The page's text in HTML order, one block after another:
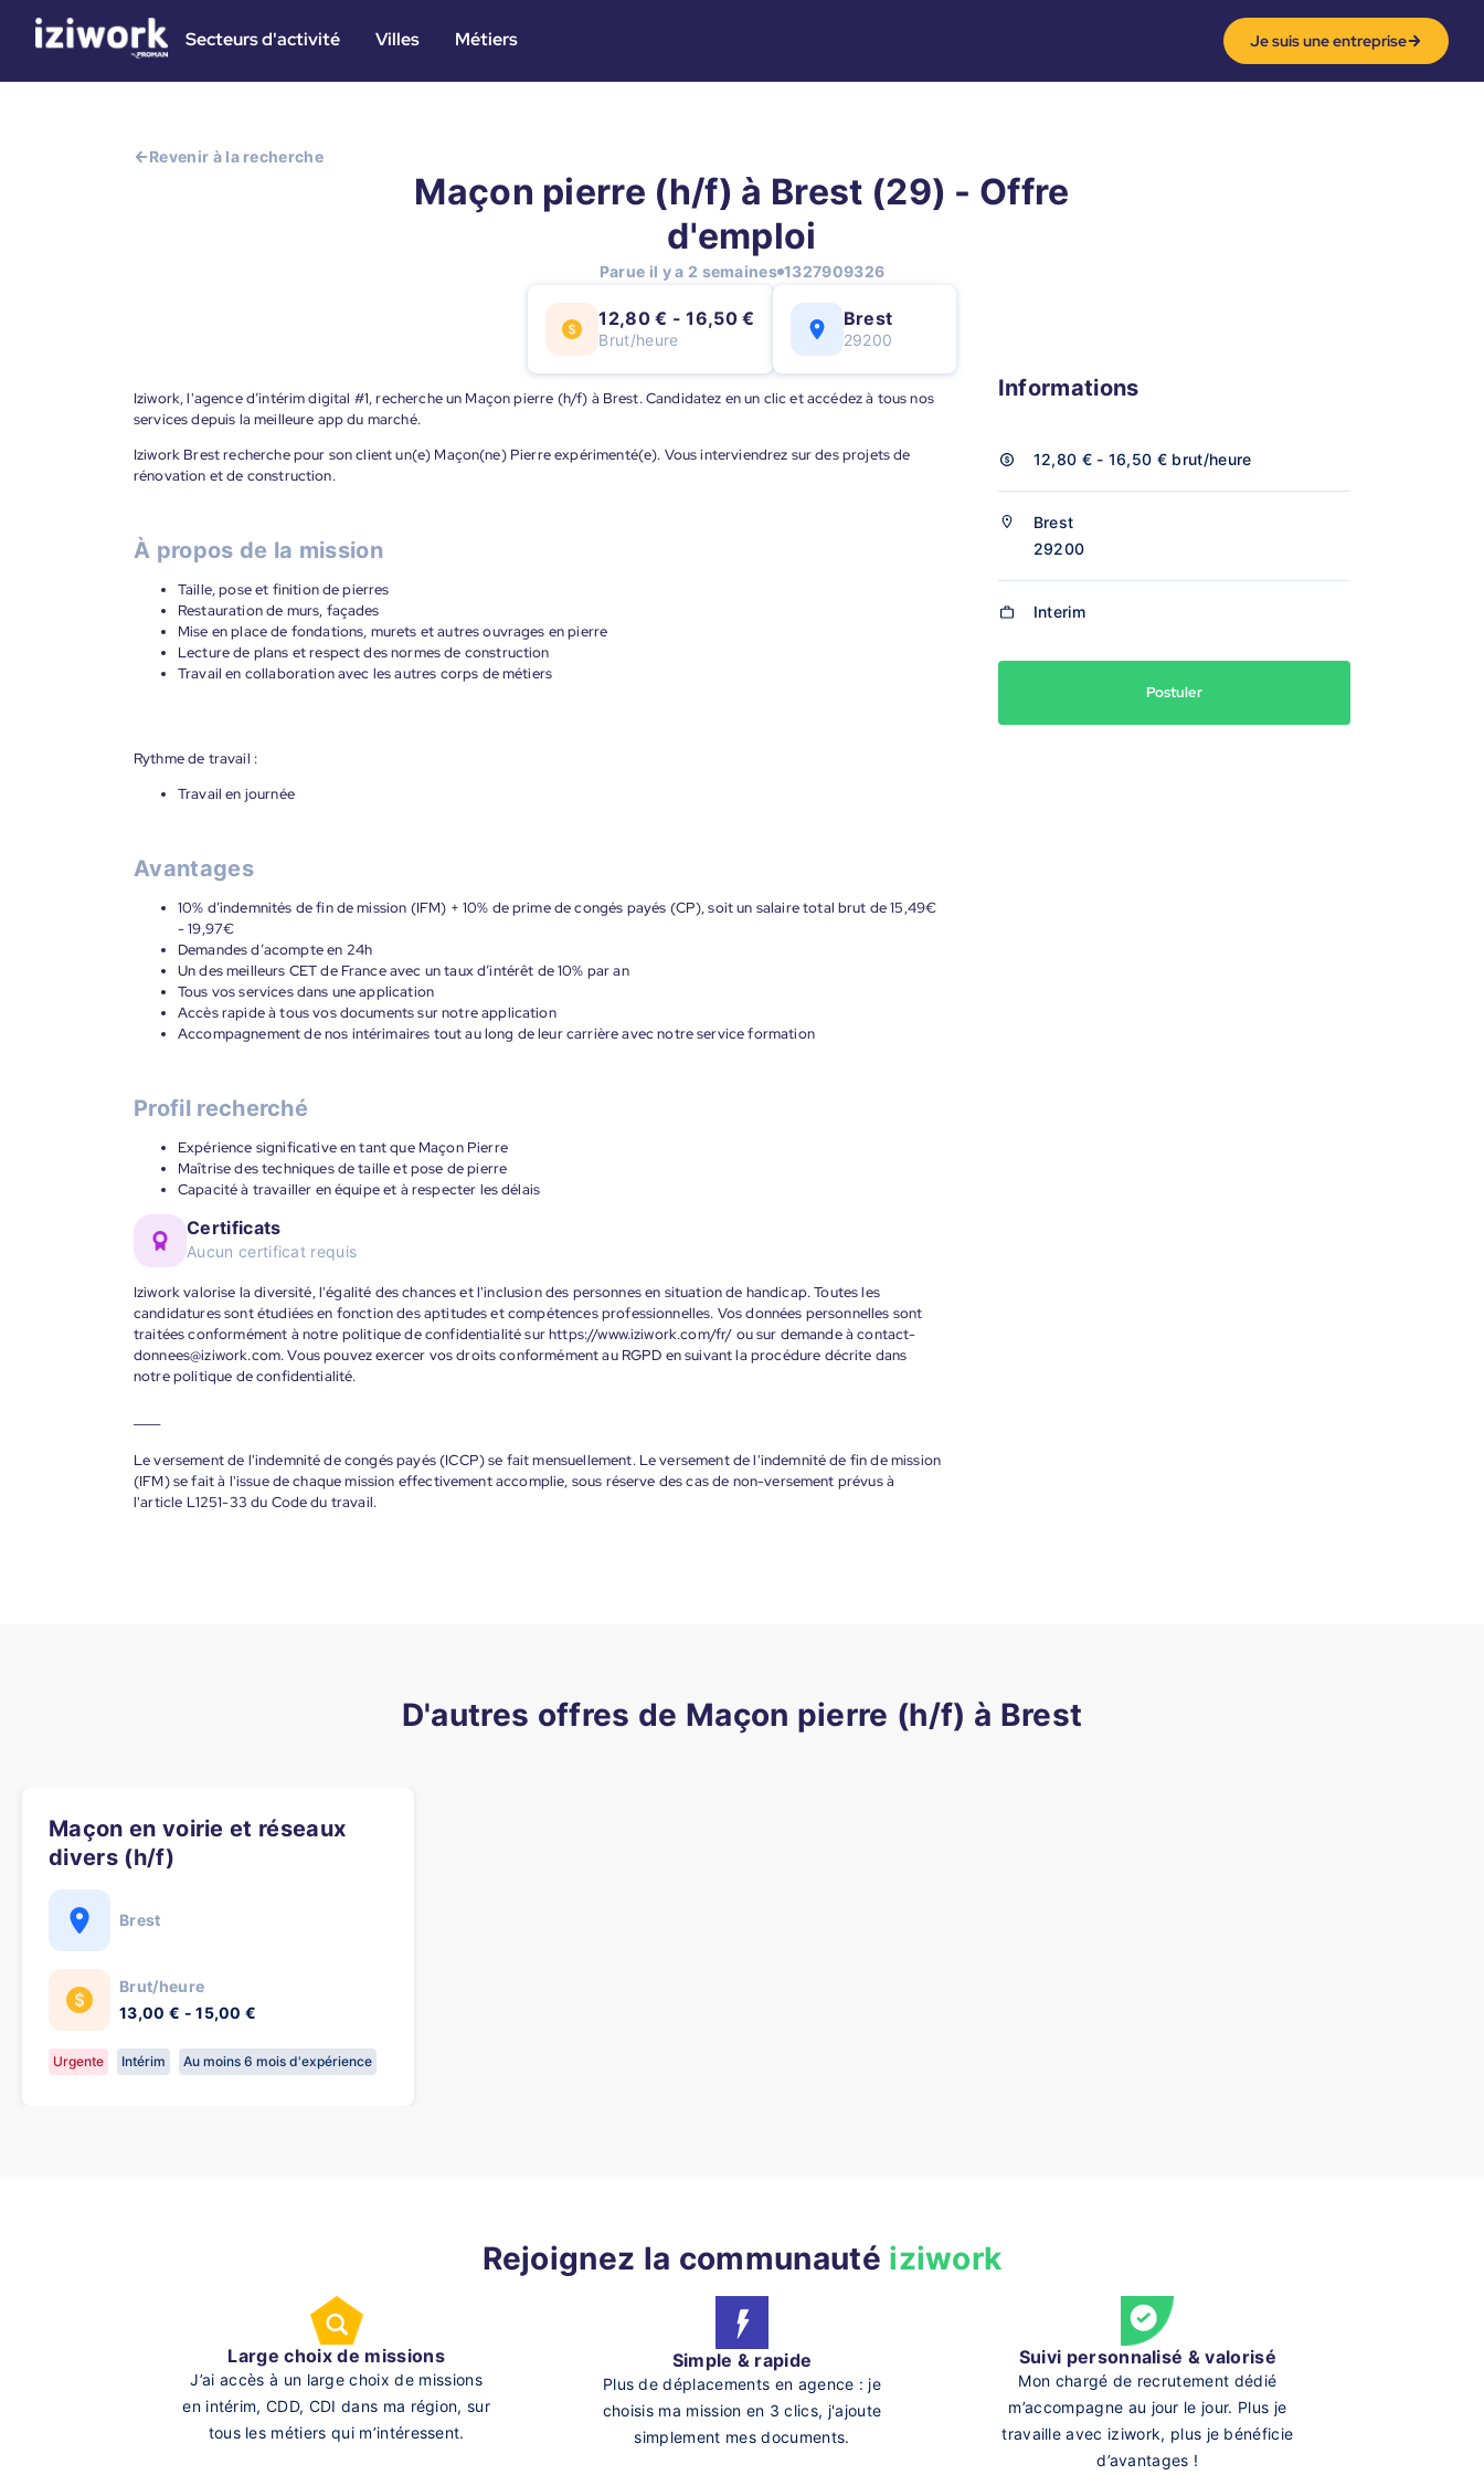
Secteurs d'activité Villes Métiers Je suis une entreprise
Revenir à la recherche
Maçon pierre (h/f) à Brest (29) - Offre
d'emploi
Parue il y a 2 semaines 1327909326
12,80 € - 16,50 €
Brut/heure
Brest
29200
Iziwork, l'agence d’intérim digital #1, recherche un Maçon pierre (h/f) à Brest. Candidatez en un clic et accédez à tous nos
services depuis la meilleure app du marché.
Iziwork Brest recherche pour son client un(e) Maçon(ne) Pierre expérimenté(e). Vous interviendrez sur des projets de
rénovation et de construction.
À propos de la mission
Taille, pose et finition de pierres
Restauration de murs, façades
Mise en place de fondations, murets et autres ouvrages en pierre
Lecture de plans et respect des normes de construction
Travail en collaboration avec les autres corps de métiers
Rythme de travail :
Travail en journée
Avantages
10% d’indemnités de fin de mission (IFM) + 10% de prime de congés payés (CP), soit un salaire total brut de 15,49€
- 19,97€
Demandes d’acompte en 24h
Un des meilleurs CET de France avec un taux d’intérêt de 10% par an
Tous vos services dans une application
Accès rapide à tous vos documents sur notre application
Accompagnement de nos intérimaires tout au long de leur carrière avec notre service formation
Profil recherché
Expérience significative en tant que Maçon Pierre
Maîtrise des techniques de taille et pose de pierre
Capacité à travailler en équipe et à respecter les délais
Certificats
Aucun certificat requis
Iziwork valorise la diversité, l'égalité des chances et l'inclusion des personnes en situation de handicap. Toutes les
candidatures sont étudiées en fonction des aptitudes et compétences professionnelles. Vos données personnelles sont
traitées conformément à notre politique de confidentialité sur https://www.iziwork.com/fr/ ou sur demande à contact-
donnees@iziwork.com. Vous pouvez exercer vos droits conformément au RGPD en suivant la procédure décrite dans
notre politique de confidentialité.
Le versement de l'indemnité de congés payés (ICCP) se fait mensuellement. Le versement de l'indemnité de fin de mission
(IFM) se fait à l'issue de chaque mission effectivement accomplie, sous réserve des cas de non-versement prévus à
l'article L1251-33 du Code du travail.
Informations
12,80 € - 16,50 € brut/heure
Brest
29200
Interim
Postuler
D'autres offres de Maçon pierre (h/f) à Brest
Maçon en voirie et réseaux
divers (h/f)
Brest
Brut/heure
13,00 € - 15,00 €
Urgente Intérim Au moins 6 mois d'expérience
Rejoignez la communauté iziwork
Large choix de missions
J’ai accès à un large choix de missions
en intérim, CDD, CDI dans ma région, sur
tous les métiers qui m’intéressent.
Simple & rapide
Plus de déplacements en agence : je
choisis ma mission en 3 clics, j'ajoute
simplement mes documents.
Suivi personnalisé & valorisé
Mon chargé de recrutement dédié
m’accompagne au jour le jour. Plus je
travaille avec iziwork, plus je bénéficie
d’avantages !